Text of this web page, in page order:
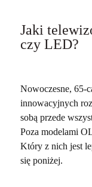
Jaki
czy LED?
Nowoczesne, 65-
innowacyjnych
sobą przede
Poza modelami
Który z nich jest
się poniżej.